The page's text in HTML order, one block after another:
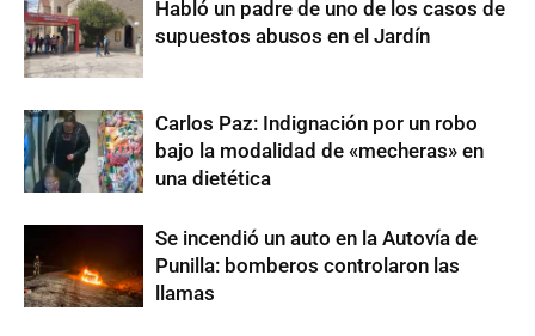
Habló un padre de uno de los casos de
supuestos abusos en el Jardín
Carlos Paz: Indignación por un robo
bajo la modalidad de «mecheras» en
una dietética
Se incendió un auto en la Autovía de
Punilla: bomberos controlaron las
llamas